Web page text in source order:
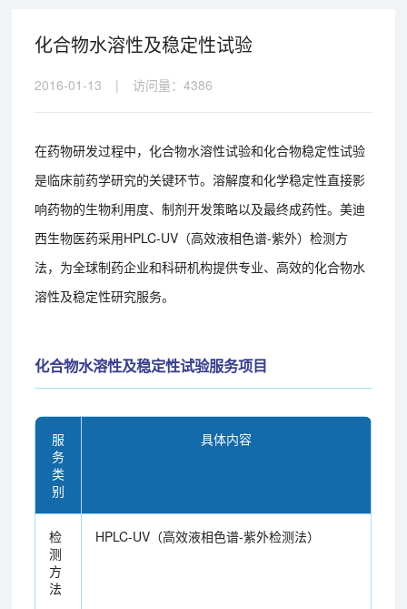
化合物水溶性及稳定性试验
2016-01-13 | 访问量：4386
在药物研发过程中，化合物水溶性试验和化合物稳定性试验
是临床前药学研究的关键环节。溶解度和化学稳定性直接影
响药物的生物利用度、制剂开发策略以及最终成药性。美迪
西生物医药采用HPLC-UV（高效液相色谱-紫外）检测方
法，为全球制药企业和科研机构提供专业、高效的化合物水
溶性及稳定性研究服务。
化合物水溶性及稳定性试验服务项目
服
务
类
别
具体内容
检
测
方
法
HPLC-UV（高效液相色谱-紫外检测法）